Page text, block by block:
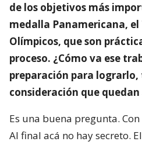
de los objetivos más
medalla Panamericana, el
Olímpicos, que son
proceso. ¿Cómo va ese
preparación para lograrlo,
consideración que
Es una buena pregunta.
Al final acá no hay secreto.